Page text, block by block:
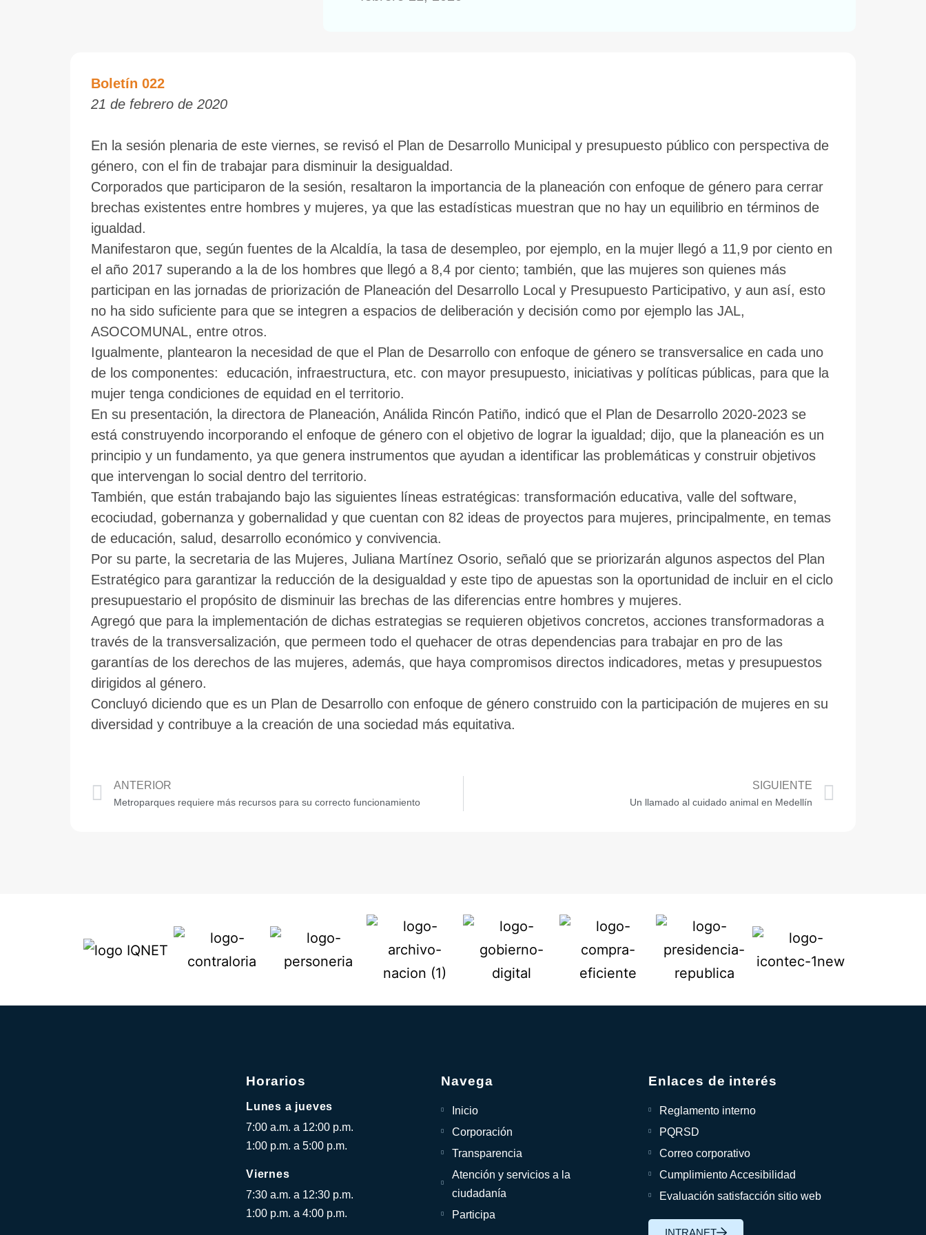
Boletín 022
21 de febrero de 2020
En la sesión plenaria de este viernes, se revisó el Plan de Desarrollo Municipal y presupuesto público con perspectiva de
género, con el fin de trabajar para disminuir la desigualdad.
Corporados que participaron de la sesión, resaltaron la importancia de la planeación con enfoque de género para cerrar
brechas existentes entre hombres y mujeres, ya que las estadísticas muestran que no hay un equilibrio en términos de
igualdad.
Manifestaron que, según fuentes de la Alcaldía, la tasa de desempleo, por ejemplo, en la mujer llegó a 11,9 por ciento en
el año 2017 superando a la de los hombres que llegó a 8,4 por ciento; también, que las mujeres son quienes más
participan en las jornadas de priorización de Planeación del Desarrollo Local y Presupuesto Participativo, y aun así, esto
no ha sido suficiente para que se integren a espacios de deliberación y decisión como por ejemplo las JAL,
ASOCOMUNAL, entre otros.
Igualmente, plantearon la necesidad de que el Plan de Desarrollo con enfoque de género se transversalice en cada uno
de los componentes: educación, infraestructura, etc. con mayor presupuesto, iniciativas y políticas públicas, para que la
mujer tenga condiciones de equidad en el territorio.
En su presentación, la directora de Planeación, Análida Rincón Patiño, indicó que el Plan de Desarrollo 2020-2023 se
está construyendo incorporando el enfoque de género con el objetivo de lograr la igualdad; dijo, que la planeación es un
principio y un fundamento, ya que genera instrumentos que ayudan a identificar las problemáticas y construir objetivos
que intervengan lo social dentro del territorio.
También, que están trabajando bajo las siguientes líneas estratégicas: transformación educativa, valle del software,
ecociudad, gobernanza y gobernalidad y que cuentan con 82 ideas de proyectos para mujeres, principalmente, en temas
de educación, salud, desarrollo económico y convivencia.
Por su parte, la secretaria de las Mujeres, Juliana Martínez Osorio, señaló que se priorizarán algunos aspectos del Plan
Estratégico para garantizar la reducción de la desigualdad y este tipo de apuestas son la oportunidad de incluir en el ciclo
presupuestario el propósito de disminuir las brechas de las diferencias entre hombres y mujeres.
Agregó que para la implementación de dichas estrategias se requieren objetivos concretos, acciones transformadoras a
través de la transversalización, que permeen todo el quehacer de otras dependencias para trabajar en pro de las
garantías de los derechos de las mujeres, además, que haya compromisos directos indicadores, metas y presupuestos
dirigidos al género.
Concluyó diciendo que es un Plan de Desarrollo con enfoque de género construido con la participación de mujeres en su
diversidad y contribuye a la creación de una sociedad más equitativa.
ANTERIOR
Metroparques requiere más recursos para su correcto funcionamiento
SIGUIENTE
Un llamado al cuidado animal en Medellín
Horarios
Lunes a jueves
7:00 a.m. a 12:00 p.m.
1:00 p.m. a 5:00 p.m.
Viernes
7:30 a.m. a 12:30 p.m.
1:00 p.m. a 4:00 p.m.
Navega
Inicio
Corporación
Transparencia
Atención y servicios a la
ciudadanía
Participa
Enlaces de interés
Reglamento interno
PQRSD
Correo corporativo
Cumplimiento Accesibilidad
Evaluación satisfacción sitio web
INTRANET